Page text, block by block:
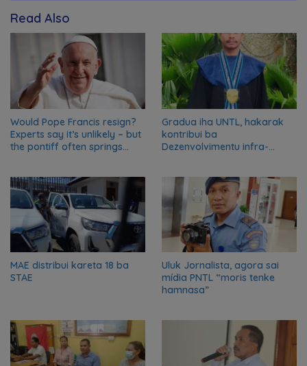
Read Also
Would Pope Francis resign?
Experts say it’s unlikely – but
the pontiff often springs
Gradua iha UNTL, hakarak
kontribui ba
Dezenvolvimentu infra-
MAE distribui kareta 18 ba
STAE
Uluk Jornalista, agora sai
mídia PNTL “moris tenke
hamnasa”